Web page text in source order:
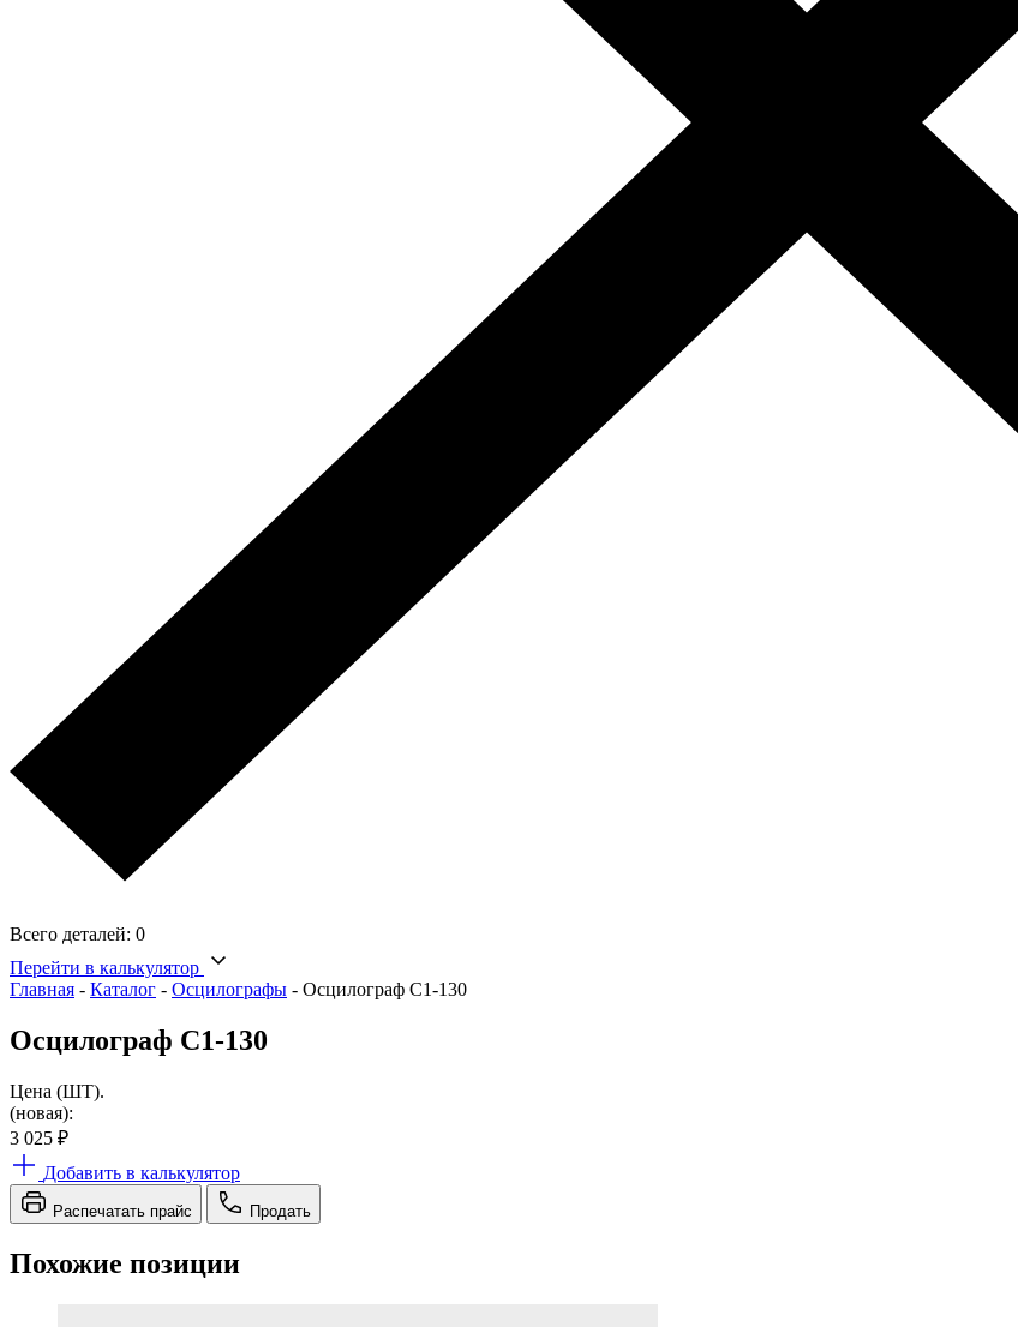
Всего деталей: 0
Перейти в калькулятор
Главная - Каталог - Осцилографы - Осцилограф С1-130
Осцилограф С1-130
Цена (ШТ).
(новая):
3 025 ₽
Добавить в калькулятор
Распечатать прайс Продать
Похожие позиции